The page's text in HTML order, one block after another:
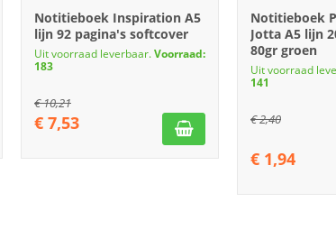
Notitieboek Inspiration A5
lijn 92 pagina's softcover
Uit voorraad leverbaar.Voorraad:
183
€10,21
€ 7,53
Notitieboek
Jotta A5 lijn
80gr groen
Uit voorraad
141
€2,40
€ 1,94